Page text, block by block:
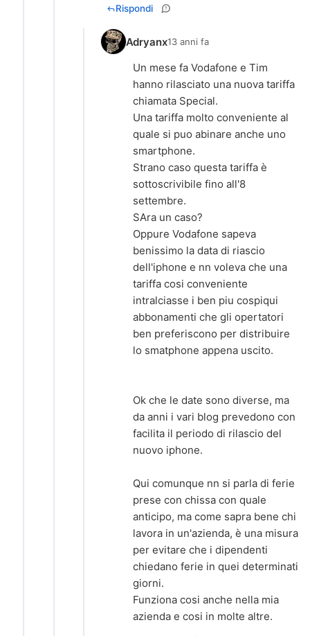
Rispondi
Adryanx13 anni fa
Un mese fa Vodafone e Tim
hanno rilasciato una nuova tariffa
chiamata Special.
Una tariffa molto conveniente al
quale si puo abinare anche uno
smartphone.
Strano caso questa tariffa è
sottoscrivibile fino all'8
settembre.
SAra un caso?
Oppure Vodafone sapeva
benissimo la data di riascio
dell'iphone e nn voleva che una
tariffa cosi conveniente
intralciasse i ben piu cospiqui
abbonamenti che gli opertatori
ben preferiscono per distribuire
lo smatphone appena uscito.
Ok che le date sono diverse, ma
da anni i vari blog prevedono con
facilita il periodo di rilascio del
nuovo iphone.
Qui comunque nn si parla di ferie
prese con chissa con quale
anticipo, ma come sapra bene chi
lavora in un'azienda, è una misura
per evitare che i dipendenti
chiedano ferie in quei determinati
giorni.
Funziona cosi anche nella mia
azienda e cosi in molte altre.